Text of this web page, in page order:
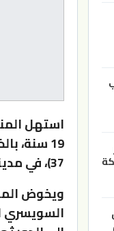
استهل
37)، في مدينة لوزان السويسرية، ضمن منافسات المجموعة الثالثة.
ويخوض